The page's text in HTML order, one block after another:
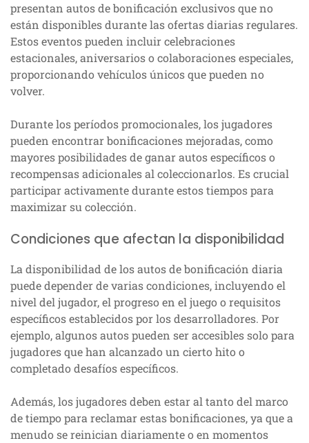
presentan autos de bonificación exclusivos que no
están disponibles durante las ofertas diarias regulares.
Estos eventos pueden incluir celebraciones
estacionales, aniversarios o colaboraciones especiales,
proporcionando vehículos únicos que pueden no
volver.
Durante los períodos promocionales, los jugadores
pueden encontrar bonificaciones mejoradas, como
mayores posibilidades de ganar autos específicos o
recompensas adicionales al coleccionarlos. Es crucial
participar activamente durante estos tiempos para
maximizar su colección.
Condiciones que afectan la disponibilidad
La disponibilidad de los autos de bonificación diaria
puede depender de varias condiciones, incluyendo el
nivel del jugador, el progreso en el juego o requisitos
específicos establecidos por los desarrolladores. Por
ejemplo, algunos autos pueden ser accesibles solo para
jugadores que han alcanzado un cierto hito o
completado desafíos específicos.
Además, los jugadores deben estar al tanto del marco
de tiempo para reclamar estas bonificaciones, ya que a
menudo se reinician diariamente o en momentos